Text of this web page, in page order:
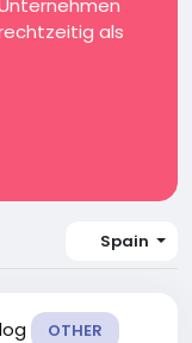
als
Spain
OTHER